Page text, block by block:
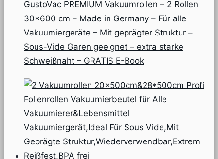
GustoVac PREMIUM Vakuumrollen – 2 Rollen
30×600 cm – Made in Germany – Für alle
Vakuumiergeräte – Mit geprägter Struktur –
Sous-Vide Garen geeignet – extra starke
Schweißnaht – GRATIS E-Book